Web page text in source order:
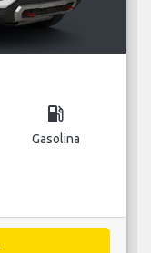
local_gas_station
Gasolina